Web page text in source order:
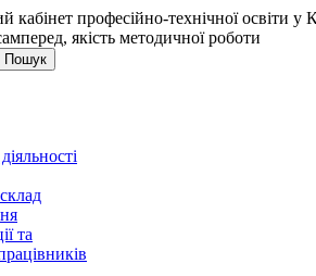
професійно-технічної освіти у
якість методичної роботи
та